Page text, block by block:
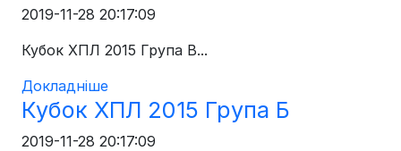
2019-11-28 20:17:09
Кубок ХПЛ 2015 Група В...
Докладніше
Кубок ХПЛ 2015 Група Б
2019-11-28 20:17:09